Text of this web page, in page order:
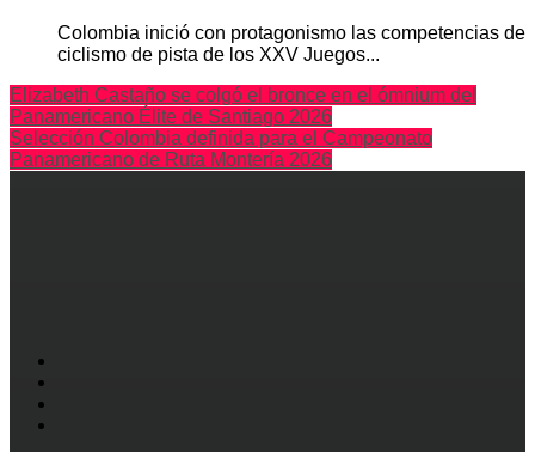
Colombia inició con protagonismo las competencias de
ciclismo de pista de los XXV Juegos...
Elizabeth Castaño se colgó el bronce en el ómnium del
Panamericano Élite de Santiago 2026
Selección Colombia definida para el Campeonato
Panamericano de Ruta Montería 2026